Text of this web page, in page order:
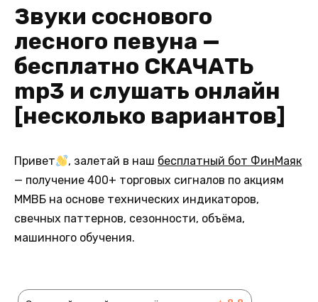
Звуки соснового
лесного певуна —
бесплатно СКАЧАТЬ
mp3 и слушать онлайн
[несколько вариантов]
Привет , залетай в наш бесплатный бот ФинМаяк
— получение 400+ торговых сигналов по акциям
ММВБ на основе технических индикаторов,
свечных паттернов, сезонности, объёма,
машинного обучения.